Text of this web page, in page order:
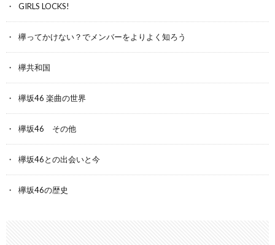
GIRLS LOCKS!
欅ってかけない？でメンバーをよりよく知ろう
欅共和国
欅坂46 楽曲の世界
欅坂46 その他
欅坂46との出会いと今
欅坂46の歴史